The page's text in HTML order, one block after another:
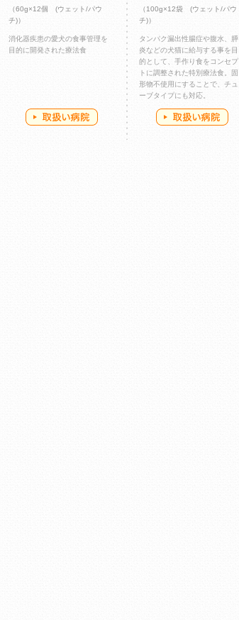
（60g×12個 (ウェット/パウ
チ)）
消化器疾患の愛犬の食事管理を
目的に開発された療法食
（100g×12袋 (ウェット/パウ
チ)）
タンパク漏出性腸症や腹水、膵
炎などの犬猫に給与する事を目
的として、手作り食をコンセプ
トに調整された特別療法食。固
形物不使用にすることで、チュ
ーブタイプにも対応。